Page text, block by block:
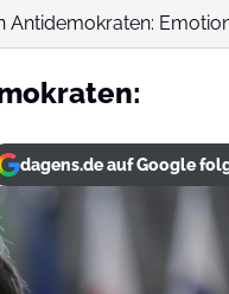
dagens.de auf Google